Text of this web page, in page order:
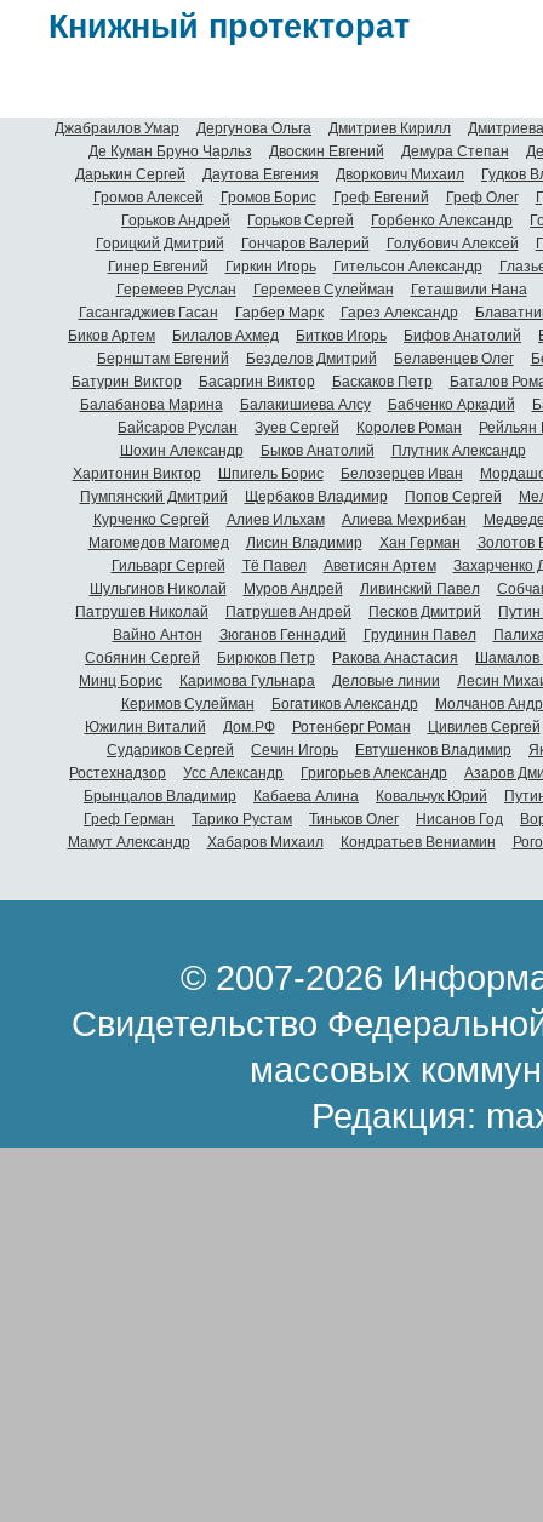
Книжный протекторат
Джабраилов Умар Дергунова Ольга Дмитриев Кирилл
Де Куман Бруно Чарльз
Двоскин Евгений Демура Степан
Дарькин Сергей
Даутова Евгения Дворкович Михаил
Гудков
Громов Алексей
Громов Борис Греф Евгений Греф Олег
Горьков Андрей
Горьков Сергей Горбенко Александр
Горицкий Дмитрий
Гончаров Валерий Голубович Алексей
Гинер Евгений
Гиркин Игорь Гительсон Александр
Геремеев Руслан
Геремеев Сулейман
Геташвили Нана
Гасангаджиев Гасан
Гарбер Марк Гарез Александр
Биков Артем
Билалов Ахмед Битков Игорь Бифов Анатолий
Бернштам Евгений
Безделов Дмитрий Белавенцев Олег
Батурин Виктор
Басаргин Виктор Баскаков Петр
Баталов
Балабанова Марина
Балакишиева Алсу Бабченко Аркадий
Байсаров Руслан
Зуев Сергей Королев Роман
Шохин Александр
Быков Анатолий Плутник Александр
Харитонин Виктор
Шпигель Борис Белозерцев Иван
Пумпянский Дмитрий
Щербаков Владимир Попов Сергей
Курченко Сергей
Алиев Ильхам Алиева Мехрибан
Магомедов Магомед
Лисин Владимир Хан Герман
Золотов
Гильварг Сергей
Тё Павел Аветисян Артем
Захарченко
Шульгинов Николай
Муров Андрей Ливинский Павел
Патрушев Николай
Патрушев Андрей Песков Дмитрий
Вайно Антон
Зюганов Геннадий Грудинин Павел
Собянин Сергей
Бирюков Петр Ракова Анастасия
Шамалов
Минц Борис
Каримова Гульнара Деловые линии
Лесин
Керимов Сулейман
Богатиков Александр
Молчанов
Южилин Виталий
Дом.РФ Ротенберг Роман
Цивилев Сергей
Судариков Сергей
Сечин Игорь Евтушенков Владимир
Ростехнадзор
Усс Александр Григорьев Александр
Азаров
Брынцалов Владимир
Кабаева Алина Ковальчук Юрий
Греф Герман
Тарико Рустам Тиньков Олег Нисанов Год
Мамут Александр
Хабаров Михаил Кондратьев Вениамин
© 2007-2026
Свидетельство
массовых
Редакция: